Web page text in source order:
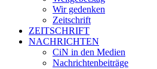
Wir gedenken
Zeitschrift
ZEITSCHRIFT
NACHRICHTEN
CiN in den Medien
Nachrichtenbeiträge